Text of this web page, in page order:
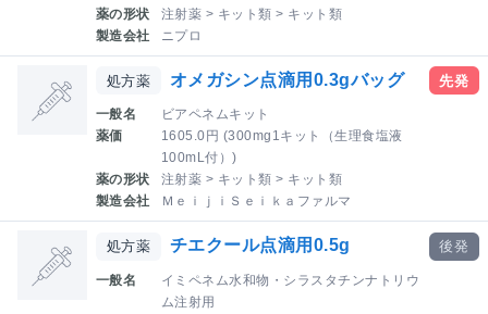
薬の形状
注射薬 > キット類 > キット類
製造会社
ニプロ
処方薬 オメガシン点滴用0.3gバッグ
一般名
ビアペネムキット
薬価
1605.0円 (300mg1キット（生理食塩液
100mL付）)
薬の形状
注射薬 > キット類 > キット類
製造会社
ＭｅｉｊｉＳｅｉｋａファルマ
先発
処方薬 チエクール点滴用0.5g
一般名
イミペネム水和物・シラスタチンナトリウ
ム注射用
後発